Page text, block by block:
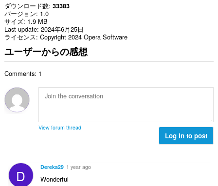
ダウンロード数 33383
バージョン 1.0
サイズ 1.9 MB
Last update 2024年6月25日
ライセンス Copyright 2024 Opera Software
ユーザーからの感想
Comments: 1
View forum thread
Log in to post
D Dereka29 1 year ago
Wonderful